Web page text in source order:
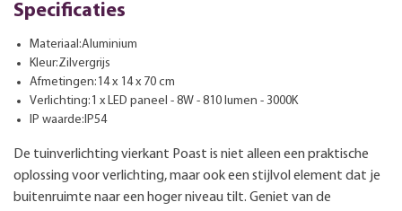
Specificaties
Materiaal:Aluminium
Kleur:Zilvergrijs
Afmetingen:14 x 14 x 70 cm
Verlichting:1 x LED paneel - 8W - 810 lumen - 3000K
IP waarde:IP54
De tuinverlichting vierkant Poast is niet alleen een praktische
oplossing voor verlichting, maar ook een stijlvol element dat je
buitenruimte naar een hoger niveau tilt. Geniet van de